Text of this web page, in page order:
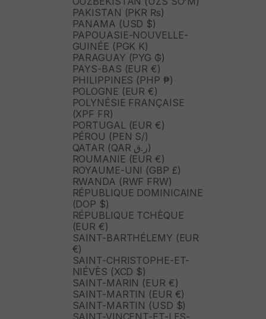
PAKISTAN (PKR ₨)
PANAMA (USD $)
PAPOUASIE-NOUVELLE-
GUINÉE (PGK K)
PARAGUAY (PYG ₲)
PAYS-BAS (EUR €)
PHILIPPINES (PHP ₱)
POLOGNE (EUR €)
POLYNÉSIE FRANÇAISE
(XPF FR)
PORTUGAL (EUR €)
PÉROU (PEN S/)
QATAR (QAR ر.ق)
ROUMANIE (EUR €)
ROYAUME-UNI (GBP £)
RWANDA (RWF FRW)
RÉPUBLIQUE DOMINICAINE
(DOP $)
RÉPUBLIQUE TCHÈQUE
(EUR €)
SAINT-BARTHÉLEMY (EUR
€)
SAINT-CHRISTOPHE-ET-
NIÉVÈS (XCD $)
SAINT-MARIN (EUR €)
SAINT-MARTIN (EUR €)
SAINT-MARTIN (USD $)